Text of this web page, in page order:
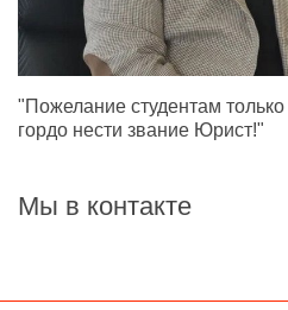
"Пожелание студентам
гордо нести звание Юрист!"
Мы в контакте